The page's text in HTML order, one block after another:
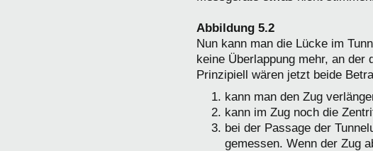
Abbildung 5.2
Nun kann man die Lücke im
keine Überlappung mehr, an
Prinzipiell wären jetzt beide
kann man den Zug
kann im Zug noch die
bei der Passage der
gemessen. Wenn der Zug